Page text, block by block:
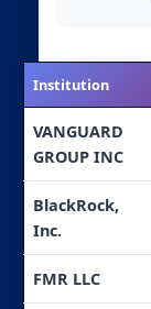
Institution
VANGUARD
GROUP INC
BlackRock,
Inc.
FMR LLC